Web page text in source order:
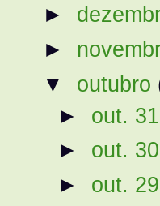
►
►
▼ outubro
► out. 31
► out. 30
► out. 29